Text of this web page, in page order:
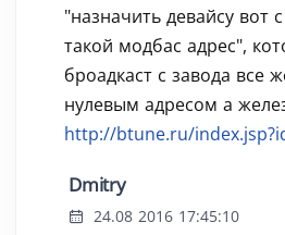
"назначить девайсу вот
такой модбас адрес",
броадкаст с завода все
нулевым адресом а
http://btune.ru/
Dmitry
24.08 2016 17:45:10